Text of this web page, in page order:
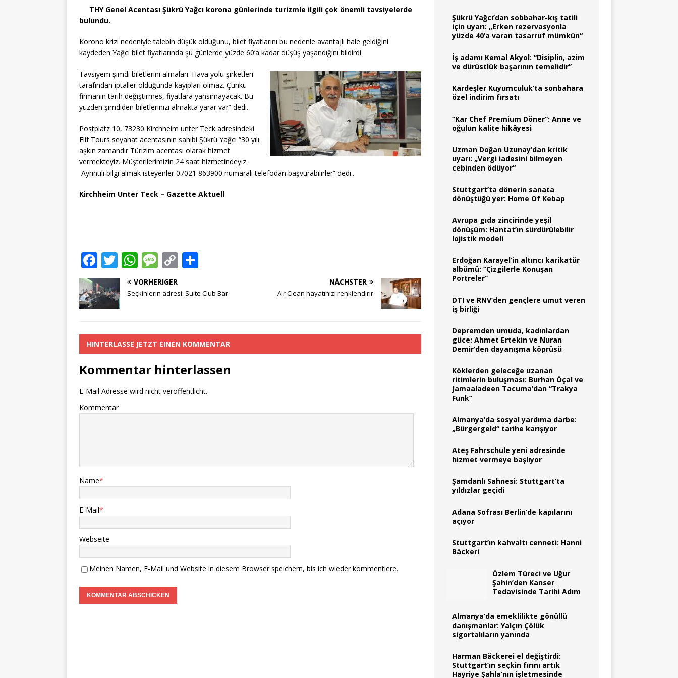
e
b
o
o
k
te s
p
p
a
e
y
n
k
n
THY Genel Acentası Şükrü Yağcı korona günlerinde turizmle ilgili çok önemli tavsiyelerde
bulundu.
Korono krizi nedeniyle talebin düşük olduğunu, bilet fiyatlarını bu nedenle avantajlı hale geldiğini
kaydeden Yağcı bilet fiyatlarında şu günlerde yüzde 60’a kadar düşüş yaşandığını bildirdi
Tavsiyem şimdi biletlerini almaları. Hava yolu şirketleri
tarafından iptaller olduğunda kayıpları olmaz. Çünkü
firmanın tarih değiştirmes, fiyatlara yansımayacak. Bu
yüzden şimdiden biletlerinizi almakta yarar var” dedi.
Postplatz 10, 73230 Kirchheim unter Teck adresindeki
Elif Tours seyahat acentasının sahibi Şükrü Yağcı “30 yılı
aşkın zamandır Türizim acentası olarak hizmet
vermekteyiz. Müşterilerimizin 24 saat hizmetindeyiz.
Ayrıntılı bilgi almak isteyenler 07021 863900 numaralı telefodan başvurabilirler” dedi..
Kirchheim Unter Teck – Gazette Aktuell
F
a
c
e
o
o
k
T
w
it
te
W
h
at
p
p
M
e
ss
e
C
p
n
k
le
VORHERIGER
Seçkinlerin adresi: Suite Club Bar
NÄCHSTER
Air Clean hayatınızı renklendirir
HINTERLASSE JETZT EINEN KOMMENTAR
Kommentar hinterlassen
E-Mail Adresse wird nicht veröffentlicht.
Kommentar
Name*
E-Mail*
Webseite
Meinen Namen, E-Mail und Website in diesem Browser speichern, bis ich wieder kommentiere.
Şükrü Yağcı’dan sobbahar-kış tatili
için uyarı: „Erken rezervasyonla
yüzde 40’a varan tasarruf mümkün“
İş adamı Kemal Akyol: “Disiplin, azim
ve dürüstlük başarının temelidir”
Kardeşler Kuyumculuk’ta sonbahara
özel indirim fırsatı
“Kar Chef Premium Döner”: Anne ve
oğulun kalite hikâyesi
Uzman Doğan Uzunay’dan kritik
uyarı: „Vergi iadesini bilmeyen
cebinden ödüyor“
Stuttgart’ta dönerin sanata
dönüştüğü yer: Home Of Kebap
Avrupa gıda zincirinde yeşil
dönüşüm: Hantat’ın sürdürülebilir
lojistik modeli
Erdoğan Karayel’in altıncı karikatür
albümü: “Çizgilerle Konuşan
Portreler”
DTI ve RNV’den gençlere umut veren
iş birliği
Depremden umuda, kadınlardan
güce: Ahmet Ertekin ve Nuran
Demir’den dayanışma köprüsü
Köklerden geleceğe uzanan
ritimlerin buluşması: Burhan Öçal ve
Jamaaladeen Tacuma’dan “Trakya
Funk”
Almanya’da sosyal yardıma darbe:
„Bürgergeld“ tarihe karışıyor
Ateş Fahrschule yeni adresinde
hizmet vermeye başlıyor
Şamdanlı Sahnesi: Stuttgart’ta
yıldızlar geçidi
Adana Sofrası Berlin’de kapılarını
açıyor
Stuttgart’ın kahvaltı cenneti: Hanni
Bäckeri
Özlem Türeci ve Uğur
Şahin’den Kanser
Tedavisinde Tarihi Adım
Almanya‘da emeklilikte gönüllü
danışmanlar: Yalçın Çölük
sigortalıların yanında
Harman Bäckerei el değiştirdi:
Stuttgart’ın seçkin fırını artık
Hayriye Şahla’nın işletmesinde